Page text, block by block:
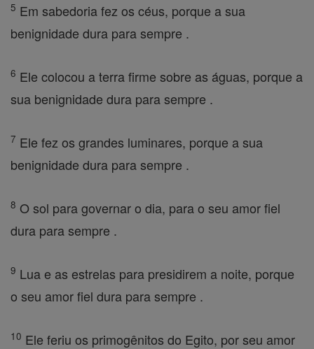
5 Em sabedoria fez os céus, porque a sua
benignidade dura para sempre .
6 Ele colocou a terra firme sobre as águas, porque a
sua benignidade dura para sempre .
7 Ele fez os grandes luminares, porque a sua
benignidade dura para sempre .
8 O sol para governar o dia, para o seu amor fiel
dura para sempre .
9 Lua e as estrelas para presidirem a noite, porque
o seu amor fiel dura para sempre .
10 Ele feriu os primogênitos do Egito, por seu amor